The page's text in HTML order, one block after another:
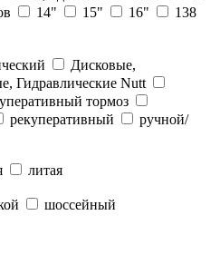
14" 15" 16"
138
Дисковые,
Гидравлические Nutt
тормоз
рекуперативный
ручной/
литая
шоссейный